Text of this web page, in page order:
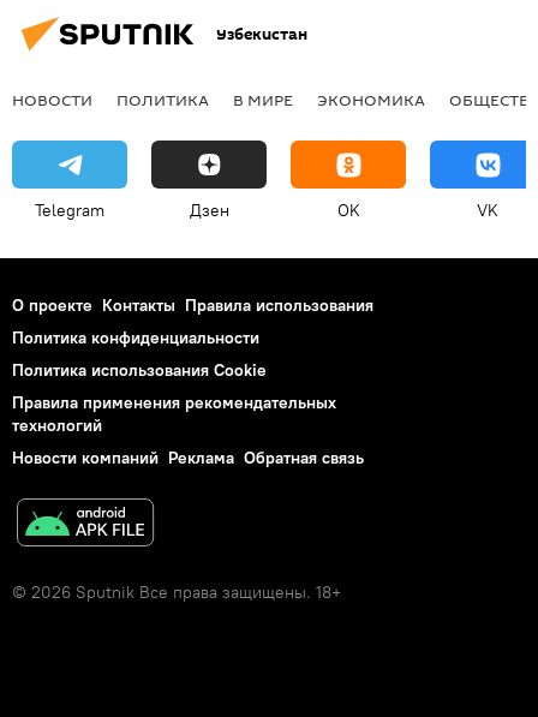
Узбекистан
НОВОСТИ ПОЛИТИКА В МИРЕ ЭКОНОМИКА
Telegram Дзен OK VK
О проекте Контакты Правила использования
Политика конфиденциальности
Политика использования Cookie
Правила применения рекомендательных
технологий
Новости компаний Реклама Обратная связь
© 2026 Sputnik Все права защищены. 18+